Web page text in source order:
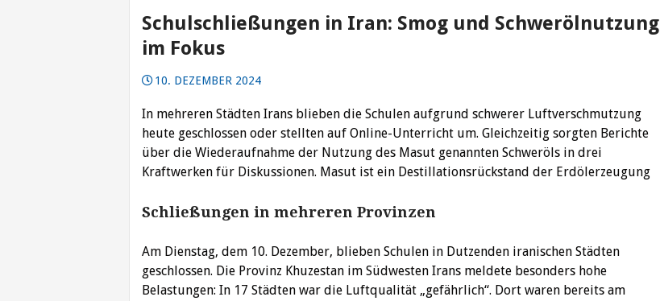
Schulschließungen in Iran: Smog und Schwerölnutzung
im Fokus
10. DEZEMBER 2024
In mehreren Städten Irans blieben die Schulen aufgrund schwerer Luftverschmutzung
heute geschlossen oder stellten auf Online-Unterricht um. Gleichzeitig sorgten Berichte
über die Wiederaufnahme der Nutzung des Masut genannten Schweröls in drei
Kraftwerken für Diskussionen. Masut ist ein Destillationsrückstand der Erdölerzeugung
Schließungen in mehreren Provinzen
Am Dienstag, dem 10. Dezember, blieben Schulen in Dutzenden iranischen Städten
geschlossen. Die Provinz Khuzestan im Südwesten Irans meldete besonders hohe
Belastungen: In 17 Städten war die Luftqualität „gefährlich“. Dort waren bereits am